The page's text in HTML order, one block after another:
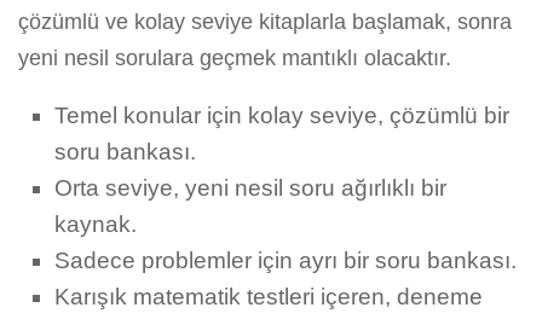
çözümlü ve kolay seviye kitaplarla başlamak, sonra
yeni nesil sorulara geçmek mantıklı olacaktır.
Temel konular için kolay seviye, çözümlü bir
soru bankası.
Orta seviye, yeni nesil soru ağırlıklı bir
kaynak.
Sadece problemler için ayrı bir soru bankası.
Karışık matematik testleri içeren, deneme